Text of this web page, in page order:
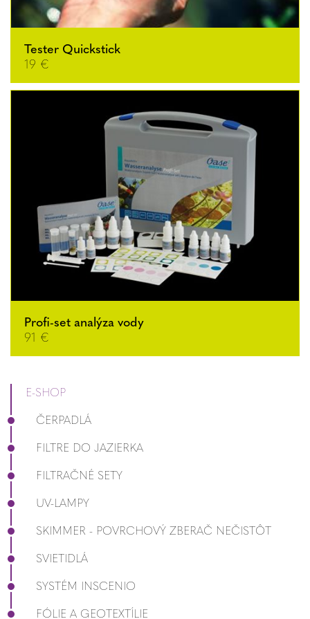
Tester Quickstick
19 €
Profi-set analýza vody
91 €
E-SHOP
ČERPADLÁ
FILTRE DO JAZIERKA
FILTRAČNÉ SETY
UV-LAMPY
SKIMMER - POVRCHOVÝ ZBERAČ NEČISTÔT
SVIETIDLÁ
SYSTÉM INSCENIO
FÓLIE A GEOTEXTÍLIE